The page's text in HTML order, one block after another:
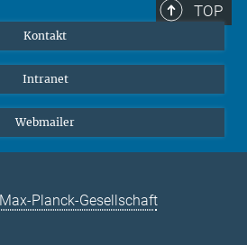
TOP
Kontakt
Intranet
Webmailer
Max-Planck-Gesellschaft